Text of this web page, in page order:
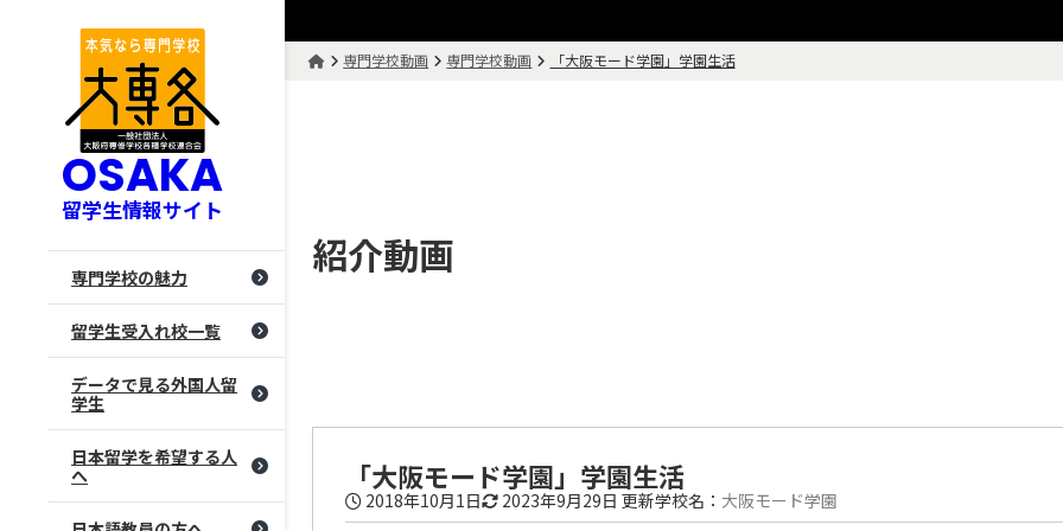
OSAKA
留学生情報サイト
専門学校の魅力
留学生受入れ校一覧
データで見る外国人留
学生
日本留学を希望する人
へ
専門学校動画 専門学校動画 「大阪モード学園」学園生活
紹介動画
「大阪モード学園」学園生活
2018年10月1日 2023年9月29日 更新学校名： 大阪モード学園